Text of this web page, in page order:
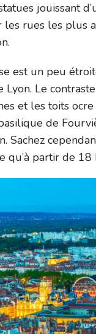
jouissant
les rues les plus
est un peu
Lyon. Le
et les toits ocre
de
Sachez
qu’à partir de 18